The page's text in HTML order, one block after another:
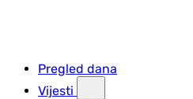
Pregled dana
Vijesti